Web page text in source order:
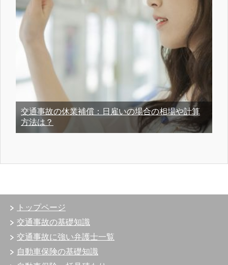
交通事故の休業補償：日雇いの場合の相場や計算
方法は？
トップページ
交通事故の基礎知識
交通事故に強い弁護士一覧
自動車保険の基礎知識